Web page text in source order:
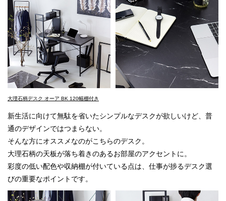
大理石柄デスク オーア BK 120幅棚付き
新生活に向けて無駄を省いたシンプルなデスクが欲しいけど、普
通のデザインではつまらない。
そんな方にオススメなのがこちらのデスク。
大理石柄の天板が落ち着きのあるお部屋のアクセントに。
彩度の低い配色や収納棚が付いている点は、仕事が捗るデスク選
びの重要なポイントです。